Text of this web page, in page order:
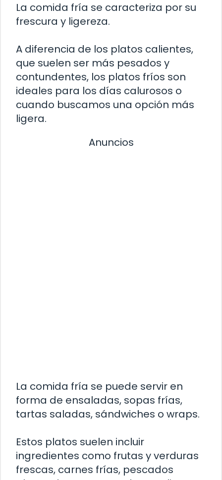
La comida fría se caracteriza por su
frescura y ligereza.
A diferencia de los platos calientes,
que suelen ser más pesados y
contundentes, los platos fríos son
ideales para los días calurosos o
cuando buscamos una opción más
ligera.
Anuncios
La comida fría se puede servir en
forma de ensaladas, sopas frías,
tartas saladas, sándwiches o wraps.
Estos platos suelen incluir
ingredientes como frutas y verduras
frescas, carnes frías, pescados